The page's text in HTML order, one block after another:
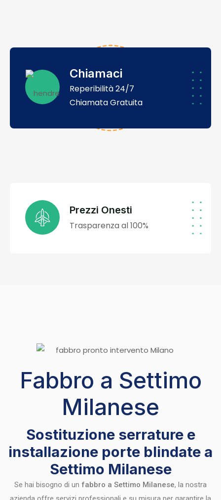
Chiamaci
Reperibilità 24/7
Chiamata Gratuita
Prezzi Onesti
Trasparenza al 100%
Fabbro a Settimo
Milanese
Sostituzione serrature e
installazione porte blindate a
Settimo Milanese
Se hai bisogno di un fabbro a Settimo Milanese, la nostra